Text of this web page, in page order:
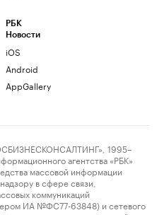
РБК
Новости
iOS
Android
AppGallery
1995–
агентства «РБК»
массовой информации
в сфере связи,
коммуникаций
ИА №ФС77-63848) и сетевого